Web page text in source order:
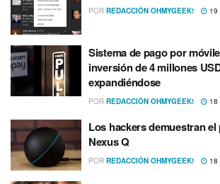
POR REDACCIÓN OHMYGEEK! 19
Sistema de pago por
inversión de 4 millones
expandiéndose
POR REDACCIÓN OHMYGEEK! 18
Los hackers demuestran
Nexus Q
POR REDACCIÓN OHMYGEEK! 18